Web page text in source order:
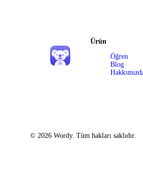
Ürün
Öğren
Blog
© 2026 Wordy. Tüm hakları saklıdır.